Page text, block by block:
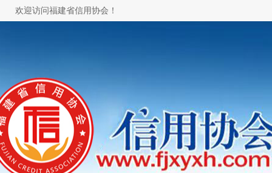
欢迎访问福建省信用协会！